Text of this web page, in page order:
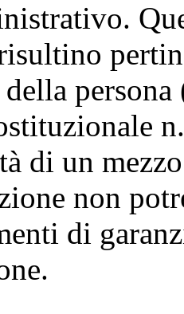
persona
di un
non
di